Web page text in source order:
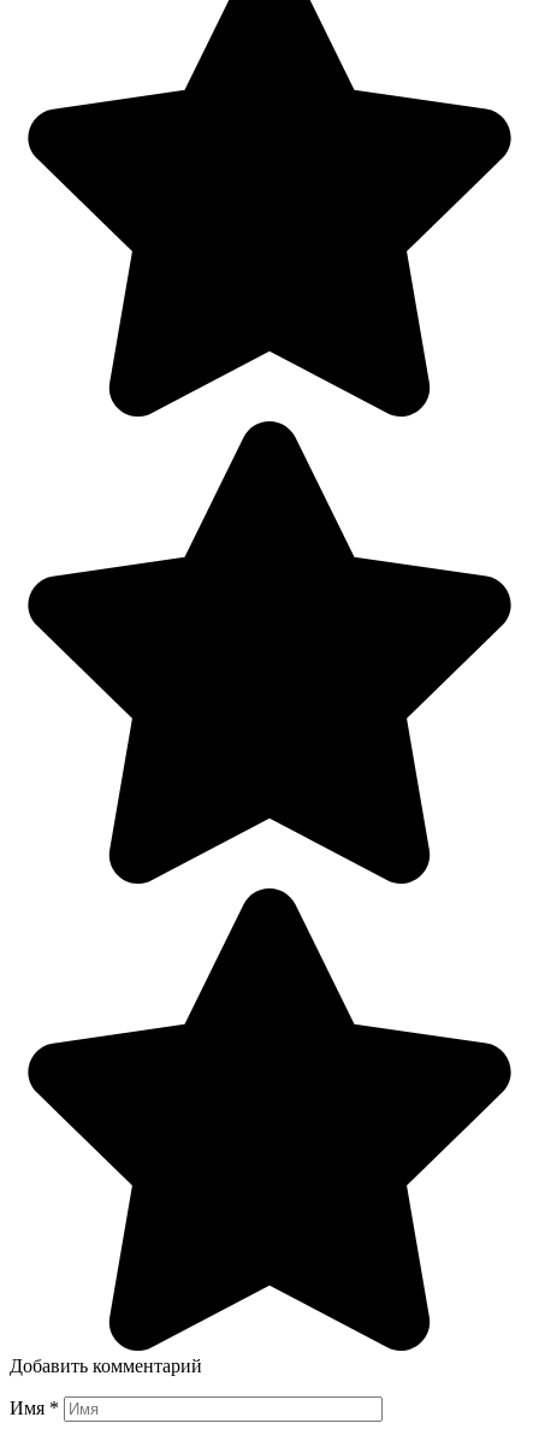
Добавить комментарий
Имя *